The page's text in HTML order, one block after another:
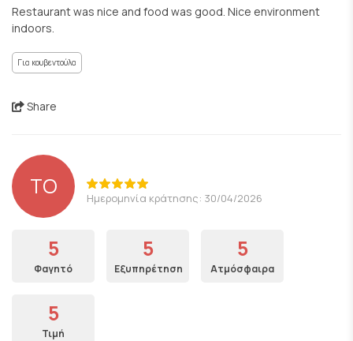
Restaurant was nice and food was good. Nice environment
indoors.
Για κουβεντούλα
Share
TO Ημερομηνία κράτησης: 30/04/2026
5
Φαγητό
5
Εξυπηρέτηση
5
Ατμόσφαιρα
5
Τιμή